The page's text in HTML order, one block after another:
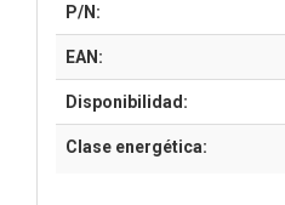
P/N:
EAN:
Disponibilidad:
Clase energética: